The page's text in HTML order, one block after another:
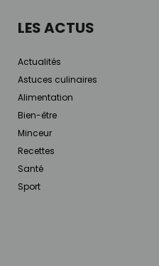
LES ACTUS
Actualités
Astuces culinaires
Alimentation
Bien-être
Minceur
Recettes
Santé
Sport